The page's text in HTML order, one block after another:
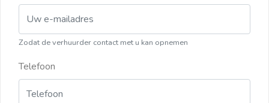
Zodat de verhuurder contact met u kan opnemen
Telefoon